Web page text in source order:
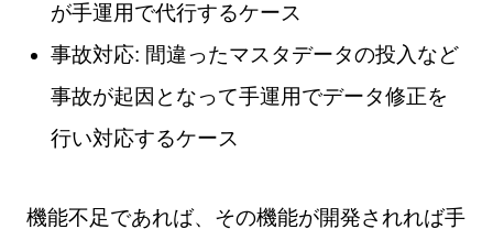
が手運用で代行するケース
事故対応: 間違ったマスタデータの投入など
事故が起因となって手運用でデータ修正を
行い対応するケース
機能不足であれば、その機能が開発されれば手